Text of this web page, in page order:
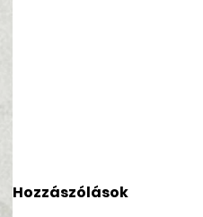
Hozzászólások